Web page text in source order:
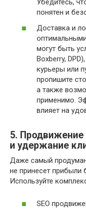
Убедитесь,
понятен и
Доставка и
могут быть
Boxberry,
курьеры или
пропишите
а также
применимо.
влияет на
5. Продвижение
и удержание
Даже самый
не принесет прибыли
Используйте
SEO